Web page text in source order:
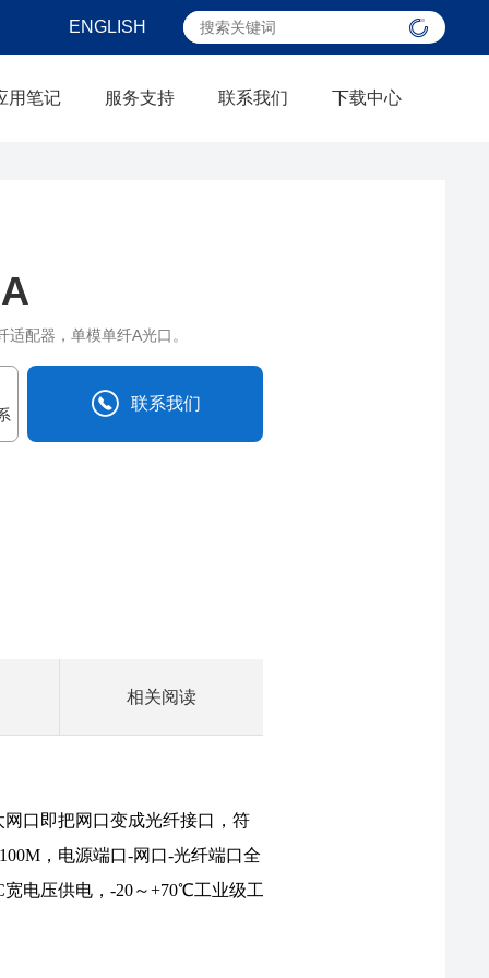
ENGLISH
用笔记 服务支持 联系我们 下载中心
配器，单模单纤A光口。
联系我们
相关阅读
口即把网口变成光纤接口，符
，电源端口-网口-光纤端口全
宽电压供电，-20～+70℃工业级工